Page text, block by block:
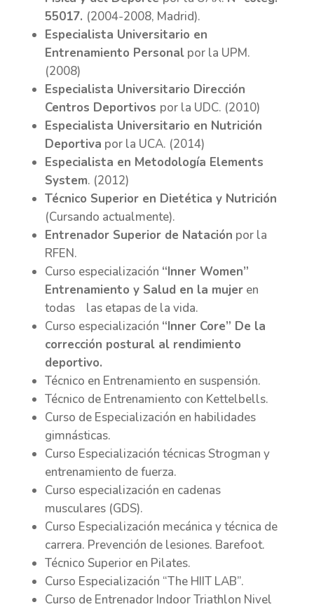
55017. (2004-2008, Madrid).
Especialista Universitario en
Entrenamiento Personalpor la UPM.
(2008)
Especialista Universitario Dirección
Centros Deportivos por la UDC. (2010)
Especialista Universitario en Nutrición
Deportiva por la UCA. (2014)
Especialista en Metodología Elements
System. (2012)
Técnico Superior en Dietética y Nutrición
(Cursando actualmente).
Entrenador Superior de Natación por la
RFEN.
Curso especialización “Inner Women”
Entrenamiento y Salud en la mujeren
todas las etapas de la vida.
Curso especialización “Inner Core” De la
corrección postural al rendimiento
deportivo.
Técnico en Entrenamiento en suspensión.
Técnico de Entrenamiento con Kettelbells.
Curso de Especialización en habilidades
gimnásticas.
Curso Especialización técnicas Strogman y
entrenamiento de fuerza.
Curso especialización en cadenas
musculares (GDS).
Curso Especialización mecánica y técnica de
carrera. Prevención de lesiones. Barefoot.
Técnico Superior en Pilates.
Curso Especialización “The HIIT LAB”.
Curso de Entrenador Indoor Triathlon Nivel